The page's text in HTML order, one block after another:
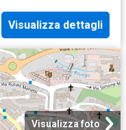
Visualizza dettagli
Visualizza foto